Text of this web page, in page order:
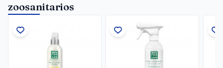
zoosanitarios